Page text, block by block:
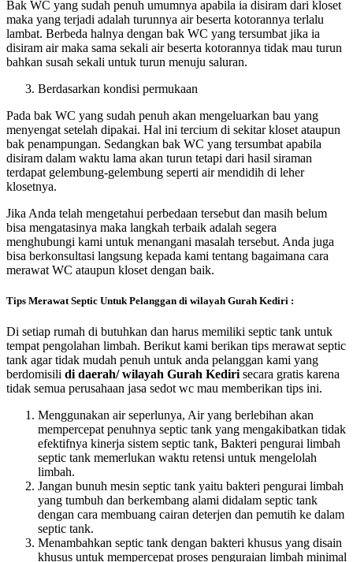
Bak WC yang sudah penuh umumnya apabila ia disiram dari kloset
maka yang terjadi adalah turunnya air beserta kotorannya terlalu
lambat. Berbeda halnya dengan bak WC yang tersumbat jika ia
disiram air maka sama sekali air beserta kotorannya tidak mau turun
bahkan susah sekali untuk turun menuju saluran.
Berdasarkan kondisi permukaan
Pada bak WC yang sudah penuh akan mengeluarkan bau yang
menyengat setelah dipakai. Hal ini tercium di sekitar kloset ataupun
bak penampungan. Sedangkan bak WC yang tersumbat apabila
disiram dalam waktu lama akan turun tetapi dari hasil siraman
terdapat gelembung-gelembung seperti air mendidih di leher
klosetnya.
Jika Anda telah mengetahui perbedaan tersebut dan masih belum
bisa mengatasinya maka langkah terbaik adalah segera
menghubungi kami untuk menangani masalah tersebut. Anda juga
bisa berkonsultasi langsung kepada kami tentang bagaimana cara
merawat WC ataupun kloset dengan baik.
Tips Merawat Septic Untuk Pelanggan di wilayah Gurah Kediri :
Di setiap rumah di butuhkan dan harus memiliki septic tank untuk
tempat pengolahan limbah. Berikut kami berikan tips merawat septic
tank agar tidak mudah penuh untuk anda pelanggan kami yang
berdomisili di daerah/ wilayah Gurah Kedirisecara gratis karena
tidak semua perusahaan jasa sedot wc mau memberikan tips ini.
Menggunakan air seperlunya, Air yang berlebihan akan
mempercepat penuhnya septic tank yang mengakibatkan tidak
efektifnya kinerja sistem septic tank, Bakteri pengurai limbah
septic tank memerlukan waktu retensi untuk mengelolah
limbah.
Jangan bunuh mesin septic tank yaitu bakteri pengurai limbah
yang tumbuh dan berkembang alami didalam septic tank
dengan cara membuang cairan deterjen dan pemutih ke dalam
septic tank.
Menambahkan septic tank dengan bakteri khusus yang disain
khusus untuk mempercepat proses penguraian limbah minimal